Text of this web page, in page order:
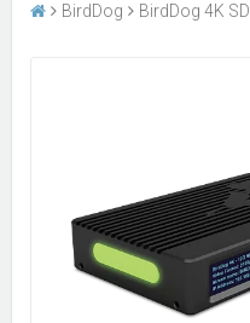
BirdDog BirdDog 4K SDI